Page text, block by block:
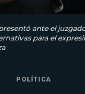
ante el
para el
POLÍTICA